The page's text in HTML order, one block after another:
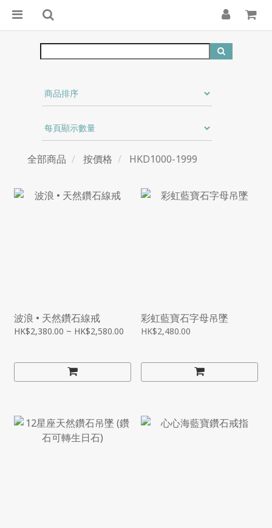
全部商品 按價格 HKD1000-1999
波浪 • 天然鑽石線戒
HK$2,380.00 ~ HK$2,580.00
彩虹藍寶石字母吊墜
HK$2,480.00